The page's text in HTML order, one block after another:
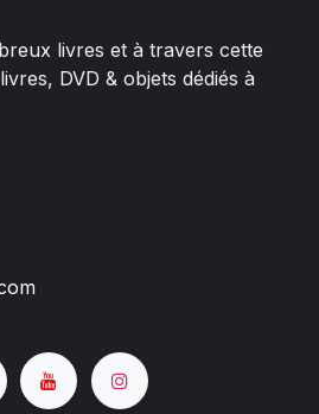
livres et à travers cette
DVD & objets dédiés à